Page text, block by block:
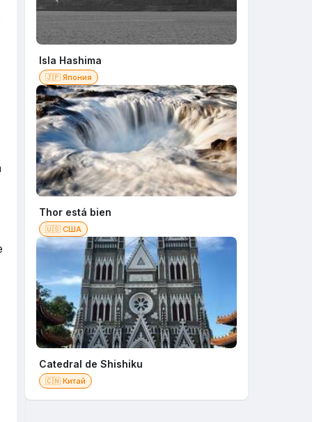
Isla Hashima
🇯🇵 Япония
Thor está bien
🇺🇸 США
Catedral de Shishiku
🇨🇳 Китай